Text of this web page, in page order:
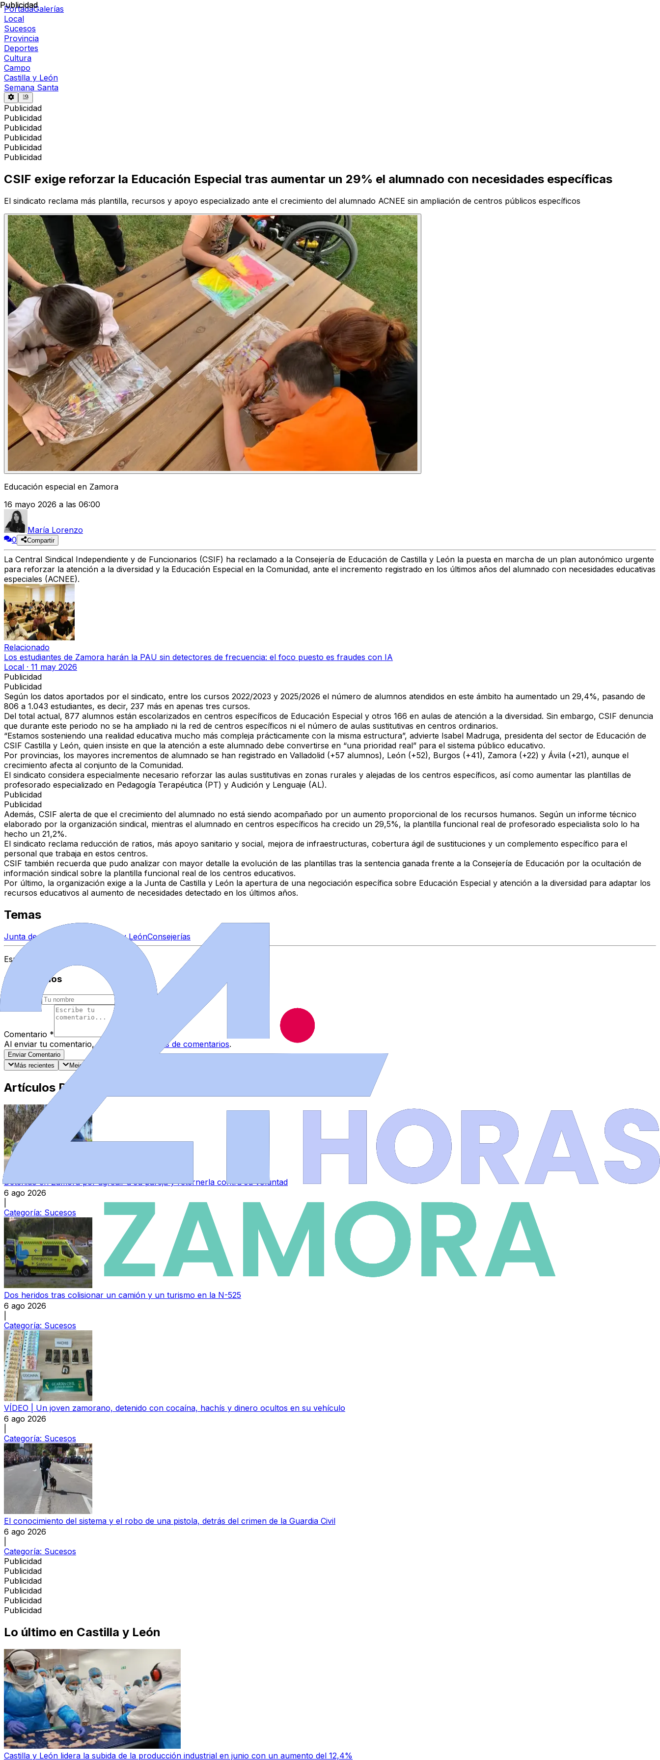
PortadaGalerías
Local
Sucesos
Provincia
Deportes
Cultura
Campo
Castilla y León
Semana Santa
Publicidad
Publicidad
Publicidad
Publicidad
Publicidad
Publicidad
Publicidad
CSIF exige reforzar la Educación Especial tras aumentar un 29% el alumnado con necesidades específicas
El sindicato reclama más plantilla, recursos y apoyo especializado ante el crecimiento del alumnado ACNEE sin ampliación de centros públicos específicos
Educación especial en Zamora
16 mayo 2026 a las 06:00
María Lorenzo
0
Compartir
La Central Sindical Independiente y de Funcionarios (CSIF) ha reclamado a la Consejería de Educación de Castilla y León la puesta en marcha de un plan autonómico urgente
para reforzar la atención a la diversidad y la Educación Especial en la Comunidad, ante el incremento registrado en los últimos años del alumnado con necesidades educativas
especiales (ACNEE).
Relacionado
Los estudiantes de Zamora harán la PAU sin detectores de frecuencia: el foco puesto es fraudes con IA
Local · 11 may 2026
Publicidad
Publicidad
Según los datos aportados por el sindicato, entre los cursos 2022/2023 y 2025/2026 el número de alumnos atendidos en este ámbito ha aumentado un 29,4%, pasando de
806 a 1.043 estudiantes, es decir, 237 más en apenas tres cursos.
Del total actual, 877 alumnos están escolarizados en centros específicos de Educación Especial y otros 166 en aulas de atención a la diversidad. Sin embargo, CSIF denuncia
que durante este periodo no se ha ampliado ni la red de centros específicos ni el número de aulas sustitutivas en centros ordinarios.
“Estamos sosteniendo una realidad educativa mucho más compleja prácticamente con la misma estructura”, advierte Isabel Madruga, presidenta del sector de Educación de
CSIF Castilla y León, quien insiste en que la atención a este alumnado debe convertirse en “una prioridad real” para el sistema público educativo.
Por provincias, los mayores incrementos de alumnado se han registrado en Valladolid (+57 alumnos), León (+52), Burgos (+41), Zamora (+22) y Ávila (+21), aunque el
crecimiento afecta al conjunto de la Comunidad.
El sindicato considera especialmente necesario reforzar las aulas sustitutivas en zonas rurales y alejadas de los centros específicos, así como aumentar las plantillas de
profesorado especializado en Pedagogía Terapéutica (PT) y Audición y Lenguaje (AL).
Publicidad
Publicidad
Además, CSIF alerta de que el crecimiento del alumnado no está siendo acompañado por un aumento proporcional de los recursos humanos. Según un informe técnico
elaborado por la organización sindical, mientras el alumnado en centros específicos ha crecido un 29,5%, la plantilla funcional real de profesorado especialista solo lo ha
hecho un 21,2%.
El sindicato reclama reducción de ratios, más apoyo sanitario y social, mejora de infraestructuras, cobertura ágil de sustituciones y un complemento específico para el
personal que trabaja en estos centros.
CSIF también recuerda que pudo analizar con mayor detalle la evolución de las plantillas tras la sentencia ganada frente a la Consejería de Educación por la ocultación de
información sindical sobre la plantilla funcional real de los centros educativos.
Por último, la organización exige a la Junta de Castilla y León la apertura de una negociación específica sobre Educación Especial y atención a la diversidad para adaptar los
recursos educativos al aumento de necesidades detectado en los últimos años.
Temas
Junta de Castilla y León Castilla y LeónConsejerías
Espacio Patrocinado
Comentarios
*
Comentario *
Al enviar tu comentario, aceptas las
normas de comentarios.
Enviar Comentario
Más recientes
Mejor valorados
Artículos Destacados
Detenido en Zamora por agredir a su pareja y reternerla contra su voluntad
6 ago 2026
Categoría: Sucesos
Dos heridos tras colisionar un camión y un turismo en la N-525
6 ago 2026
Categoría: Sucesos
VÍDEO | Un joven zamorano, detenido con cocaína, hachís y dinero ocultos en su vehículo
6 ago 2026
Categoría: Sucesos
El conocimiento del sistema y el robo de una pistola, detrás del crimen de la Guardia Civil
6 ago 2026
Categoría: Sucesos
Publicidad
Publicidad
Publicidad
Publicidad
Publicidad
Publicidad
Lo último en Castilla y León
Castilla y León lidera la subida de la producción industrial en junio con un aumento del 12,4%
Publicidad